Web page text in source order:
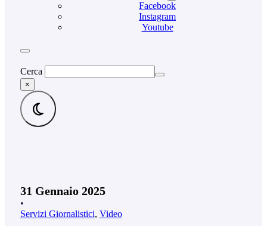
Facebook
Instagram
Youtube
Cerca
×
31 Gennaio 2025
•
Servizi Giornalistici, Video